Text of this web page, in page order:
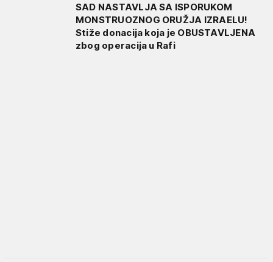
SAD NASTAVLJA SA ISPORUKOM
MONSTRUOZNOG ORUŽJA IZRAELU!
Stiže donacija koja je OBUSTAVLJENA
zbog operacija u Rafi